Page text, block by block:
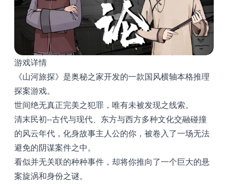
游戏详情
《山河旅探》是奥秘之家开发的一款国风横轴本格推理
探案游戏。
世间绝无真正完美之犯罪，唯有未被发现之线索。
清末民初--古代与现代、东方与西方多种文化交融碰撞
的风云年代，化身故事主人公的你，被卷入了一场无法
避免的阴谋案件之中。
看似并无关联的种种事件，却将你推向了一个巨大的悬
案旋涡和身份之谜。